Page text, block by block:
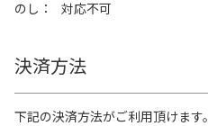
のし
対応不可
決済方法
下記の決済方法がご利用頂けます。